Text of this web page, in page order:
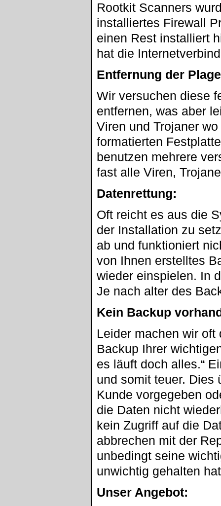
Rootkit Scanners
installiertes Firewall
einen Rest installiert
hat die
Entfernung der
Wir versuchen diese
entfernen, was aber
Viren und Trojaner
formatierten
benutzen mehrere
fast alle Viren,
Datenrettung:
Oft reicht es aus die
der Installation zu
ab und funktioniert
von Ihnen erstelltes
wieder einspielen. In
Je nach alter des
Kein Backup
Leider machen wir
Backup Ihrer
es läuft doch alles.“
und somit teuer. Dies
Kunde vorgegeben
die Daten nicht
kein Zugriff auf die
abbrechen mit der
unbedingt seine
unwichtig gehalten
Unser Angebot: